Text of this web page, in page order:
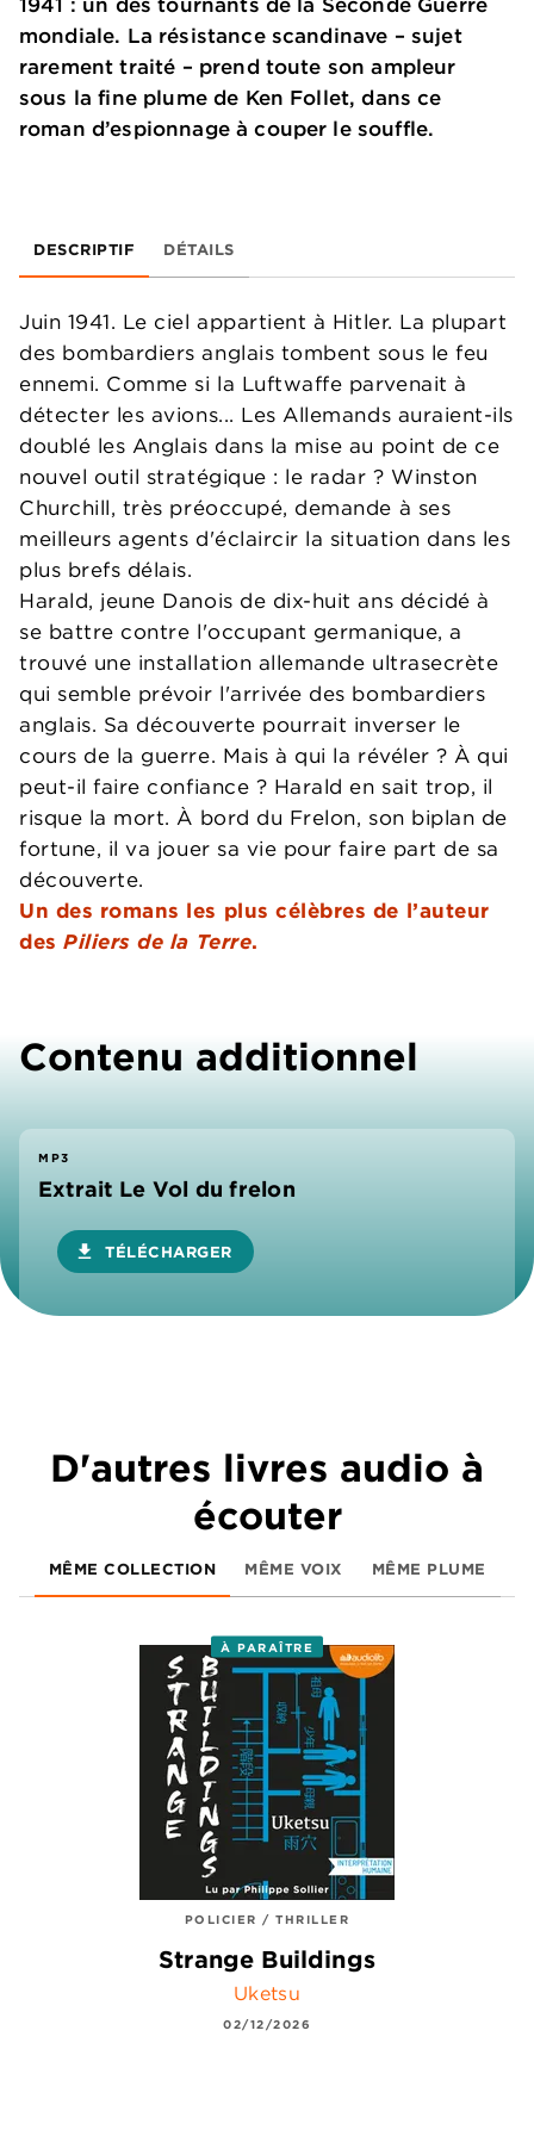
mondiale. La résistance scandinave – sujet
rarement traité – prend toute son ampleur
sous la fine plume de Ken Follet, dans ce
roman d’espionnage à couper le souffle.
DESCRIPTIF DÉTAILS
Juin 1941. Le ciel appartient à Hitler. La plupart
des bombardiers anglais tombent sous le feu
ennemi. Comme si la Luftwaffe parvenait à
détecter les avions... Les Allemands auraient-ils
doublé les Anglais dans la mise au point de ce
nouvel outil stratégique : le radar ? Winston
Churchill, très préoccupé, demande à ses
meilleurs agents d'éclaircir la situation dans les
plus brefs délais.
Harald, jeune Danois de dix-huit ans décidé à
se battre contre l'occupant germanique, a
trouvé une installation allemande ultrasecrète
qui semble prévoir l'arrivée des bombardiers
anglais. Sa découverte pourrait inverser le
cours de la guerre. Mais à qui la révéler ? À qui
peut-il faire confiance ? Harald en sait trop, il
risque la mort. À bord du Frelon, son biplan de
fortune, il va jouer sa vie pour faire part de sa
découverte.
Un des romans les plus célèbres de l’auteur
desPiliers de la Terre.
Contenu additionnel
MP3
Extrait Le Vol du frelon
download TÉLÉCHARGER
D'autres livres audio à
écouter
MÊME COLLECTION MÊME VOIX MÊME PLUME
À PARAÎTRE
POLICIER / THRILLER
Strange Buildings
Uketsu
02/12/2026